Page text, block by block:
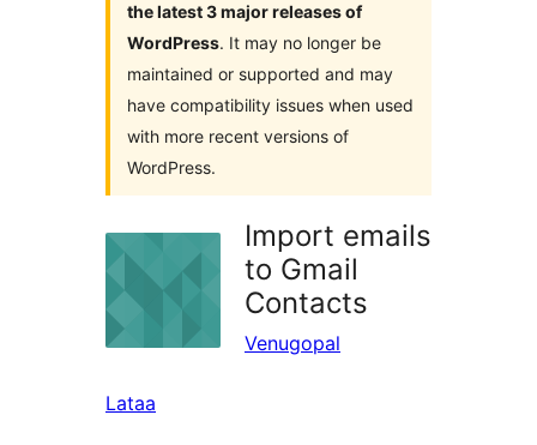
the latest 3 major releases of
WordPress. It may no longer be
maintained or supported and may
have compatibility issues when used
with more recent versions of
WordPress.
Import emails
to Gmail
Contacts
Venugopal
Lataa